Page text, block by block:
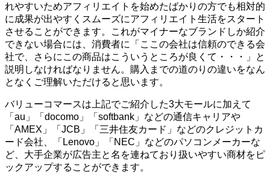
れやすいためアフィリエイトを始めたばかりの方でも相対的
に成果が出やすくスムーズにアフィリエイト生活をスタート
させることができます。これがマイナーなブランドしか紹介
できない場合には、消費者に「ここの会社は信頼のできる会
社で、さらにこの商品はこういうところが良くて・・・」と
説明しなければなりません。購入までの道のりの違いをなん
となくご理解いただけると思います。
バリューコマースは上記でご紹介した3大モールに加えて
「au」「docomo」「softbank」などの通信キャリアや
「AMEX」「JCB」「三井住友カード」などのクレジットカ
ード会社、「Lenovo」「NEC」などのパソコンメーカーな
ど、大手企業が広告主と名を連ねており扱いやすい商材をピ
ックアップすることができます。